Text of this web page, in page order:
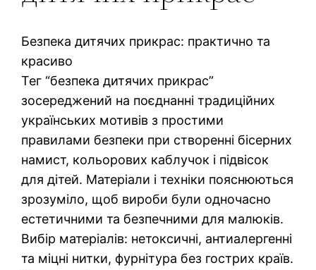
Безпека дитячих прикрас: практично та
красиво
Тег “безпека дитячих прикрас”
зосереджений на поєднанні традиційних
українських мотивів з простими
правилами безпеки при створенні бісерних
намист, кольорових каблучок і підвісок
для дітей. Матеріали і техніки пояснюються
зрозуміло, щоб вироби були одночасно
естетичними та безпечними для малюків.
Вибір матеріалів: нетоксичні, антиалергенні
та міцні нитки, фурнітура без гострих країв.